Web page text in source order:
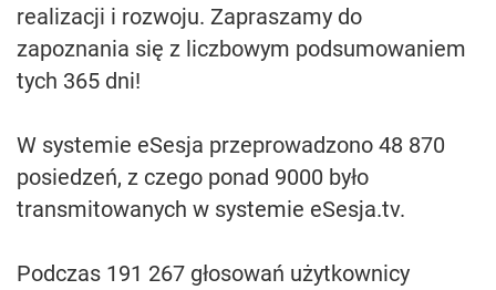
realizacji i rozwoju. Zapraszamy do
zapoznania się z liczbowym podsumowaniem
tych 365 dni!
W systemie eSesja przeprowadzono 48 870
posiedzeń, z czego ponad 9000 było
transmitowanych w systemie eSesja.tv.
Podczas 191 267 głosowań użytkownicy